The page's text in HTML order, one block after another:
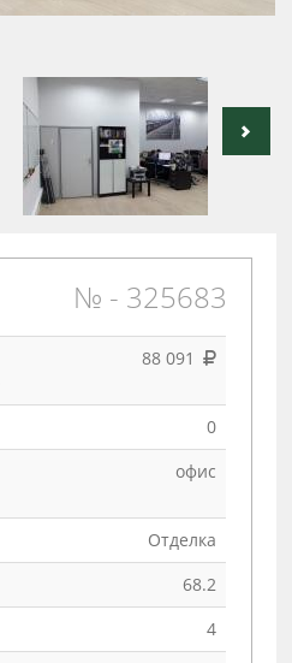
№ - 325683
88 091
0
офис
Отделка
68.2
4